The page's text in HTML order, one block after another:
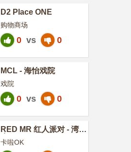
D2 Place ONE
购物商场
0 vs 0
MCL - 海怡戏院
戏院
0 vs 0
RED MR 红人派对 - 湾仔
店
卡啦OK